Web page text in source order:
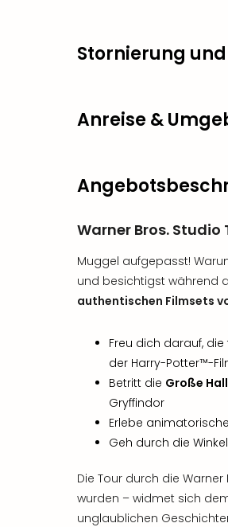
Stornierung
Anreise &
Warner Bros.
Muggel aufgepasst!
und besichtigst während
authentischen Filmsets
Freu dich darauf,
der Harry-Potter™-
Betritt die Große
Gryffindor
Erlebe
Geh durch die
Die Tour durch die
wurden – widmet sich
unglaublichen